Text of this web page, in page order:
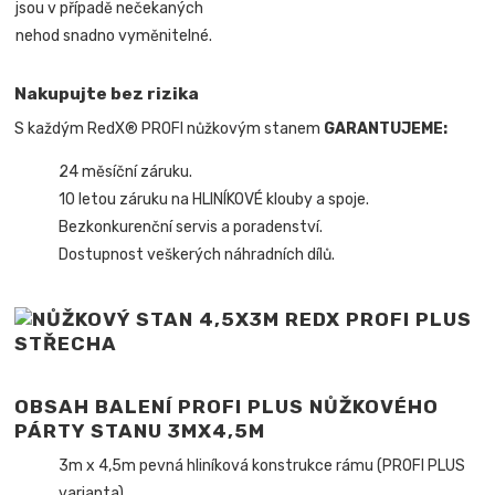
jsou v případě nečekaných
nehod snadno vyměnitelné.
Nakupujte bez rizika
S každým RedX® PROFI nůžkovým stanem GARANTUJEME:
24 měsíční záruku.
10 letou záruku na HLINÍKOVÉ klouby a spoje.
Bezkonkurenční servis a poradenství.
Dostupnost veškerých náhradních dílů.
OBSAH BALENÍ PROFI PLUS NŮŽKOVÉHO
PÁRTY STANU 3MX4,5M
3m x 4,5m pevná hliníková konstrukce rámu (PROFI PLUS